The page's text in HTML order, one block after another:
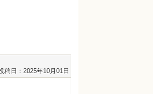
稿日：2025年10月01日